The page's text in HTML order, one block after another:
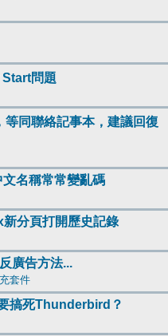
問題
等同聯絡記事本，建議回復
名稱常常變亂碼
分頁打開歷史記錄
廣告方法...
套件
搞死Thunderbird？